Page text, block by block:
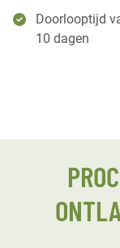
Doorlooptijd
10 dagen